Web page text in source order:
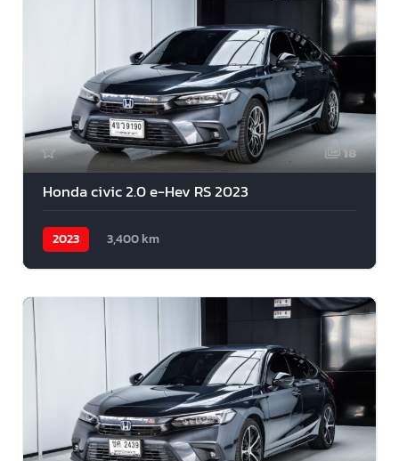
18
Honda civic 2.0 e-Hev RS 2023
2023 3,400 km